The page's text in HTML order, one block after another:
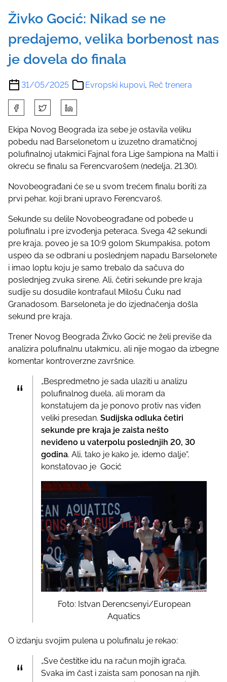
Živko Gocić: Nikad se ne
predajemo, velika borbenost nas
je dovela do finala
31/05/2025 Evropski kupovi, Reč trenera
h
a
r
e
t
i
s
p
s
t
o
:
Ekipa Novog Beograda iza sebe je ostavila veliku
pobedu nad Barselonetom u izuzetno dramatičnoj
polufinalnoj utakmici Fajnal fora Lige šampiona na Malti i
okreću se finalu sa Ferencvarošem (nedelja, 21.30).
Novobeograđani će se u svom trećem finalu boriti za
prvi pehar, koji brani upravo Ferencvaroš.
Sekunde su delile Novobeograđane od pobede u
polufinalu i pre izvođenja peteraca. Svega 42 sekundi
pre kraja, poveo je sa 10:9 golom Skumpakisa, potom
uspeo da se odbrani u poslednjem napadu Barselonete
i imao loptu koju je samo trebalo da sačuva do
poslednjeg zvuka sirene. Ali, četiri sekunde pre kraja
sudije su dosudile kontrafaul Milošu Ćuku nad
Granadosom. Barseloneta je do izjednačenja došla
sekund pre kraja.
Trener Novog Beograda Živko Gocić ne želi previše da
analizira polufinalnu utakmicu, ali nije mogao da izbegne
komentar kontroverzne završnice.
„Bespredmetno je sada ulaziti u analizu
polufinalnog duela, ali moram da
konstatujem da je ponovo protiv nas viđen
veliki presedan. Sudijska odluka četiri
sekunde pre kraja je zaista nešto
neviđeno u vaterpolu poslednjih 20, 30
godina. Ali, tako je kako je, idemo dalje“,
konstatovao je Gocić
Foto: Istvan Derencsenyi/European
Aquatics
O izdanju svojim pulena u polufinalu je rekao:
„Sve čestitke idu na račun mojih igrača.
Svaka im čast i zaista sam ponosan na njih.